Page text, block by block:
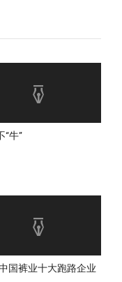
“牛”
国裤业十大跑路企业